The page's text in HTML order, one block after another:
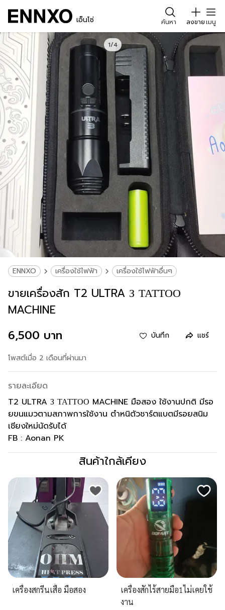
เอ็นโซ่ ค้นหา ลงขายเมนู
1/4
ENNXO เครื่องใช้ไฟฟ้า เครื่องใช้ไฟฟ้าอื่นๆ
ขายเครื่องสัก T2 ULTRA З ТАТТОО
MACHINE
6,500 บาท
บันทึก แชร์
โพสต์เมื่อ 2 เดือนที่ผ่านมา
รายละเอียด
T2 ULTRA З ТАТТОО MACHINE มือสอง ใช้งานปกติ มีรอ
ยขนแมวตามสภาพการใช้งาน ตำหนิตัวชาร์ตแบตมีรอยสนิม
เชียงใหม่นัดรับได้
FB : Aonan PK
สินค้าใกล้เคียง
้เครื่องสกรีนเสื้อ มือสอง
เครื่องสักไร้สายมือ1ไม่เคยใช้
งาน